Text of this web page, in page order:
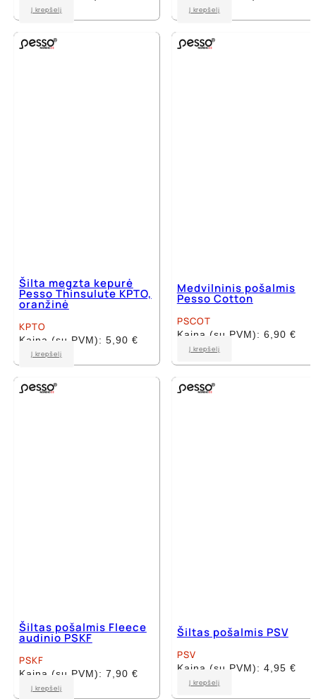
Į krepšelį Į krepšelį
Šilta megzta kepurė
Pesso Thinsulute KPTO,
oranžinė
KPTO
Kaina (su PVM): 5,90 €
Į krepšelį
Medvilninis pošalmis
Pesso Cotton
PSCOT
Kaina (su PVM): 6,90 €
Į krepšelį
Šiltas pošalmis Fleece
audinio PSKF
PSKF
Kaina (su PVM): 7,90 €
Į krepšelį
Šiltas pošalmis PSV
PSV
Kaina (su PVM): 4,95 €
Į krepšelį